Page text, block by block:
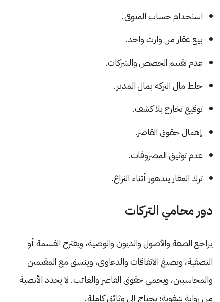
استخدام حساب المتوفى.
بيع عقار من وارث واحد.
عدم تقييم الحصص والشركات.
خلط مال التركة بمال المدير.
توقيع تخارج بلا كشف.
إهمال حقوق القاصر.
عدم توثيق المصروفات.
ترك العقار يتدهور أثناء النزاع.
دور محامي التركات
يراجع الصفة والأصول والديون والوصية، ويقترح القسمة أو
التصفية، ويصيغ الاتفاقات والدعاوى، وينسق مع المقيمين
والمحاسبين، ويحمي حقوق القاصر والغائب. لا يحدد الأنصبة
من رواية شفوية؛ يحتاج إلى وثائق كاملة.